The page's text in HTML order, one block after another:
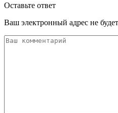
Оставьте ответ
Ваш электронный адрес не